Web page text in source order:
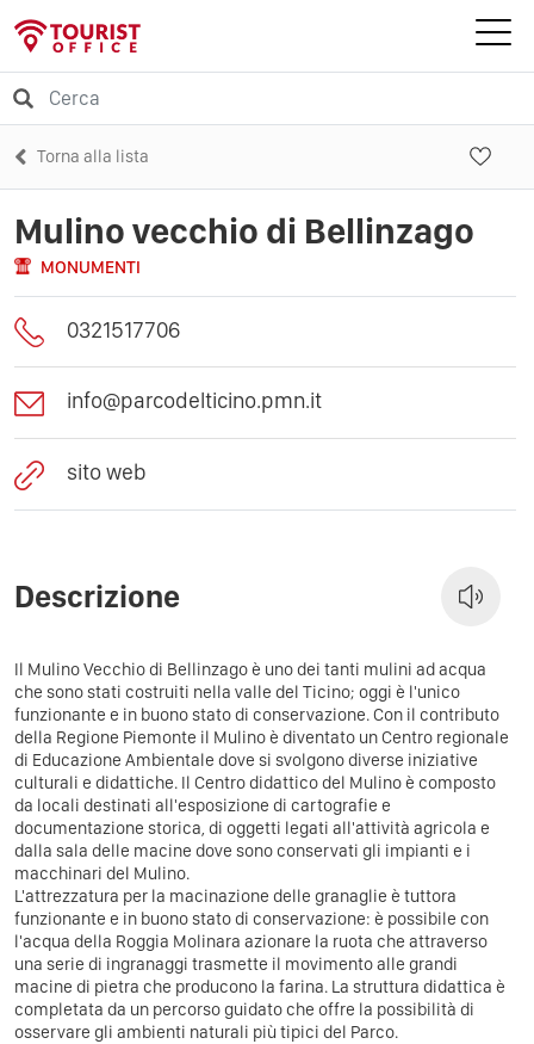
Torna alla lista
Mulino vecchio di Bellinzago
MONUMENTI
0321517706
info@parcodelticino.pmn.it
sito web
Descrizione
Il Mulino Vecchio di Bellinzago è uno dei tanti mulini ad acqua
che sono stati costruiti nella valle del Ticino; oggi è l'unico
funzionante e in buono stato di conservazione. Con il contributo
della Regione Piemonte il Mulino è diventato un Centro regionale
di Educazione Ambientale dove si svolgono diverse iniziative
culturali e didattiche. Il Centro didattico del Mulino è composto
da locali destinati all'esposizione di cartografie e
documentazione storica, di oggetti legati all'attività agricola e
dalla sala delle macine dove sono conservati gli impianti e i
macchinari del Mulino.
L'attrezzatura per la macinazione delle granaglie è tuttora
funzionante e in buono stato di conservazione: è possibile con
l'acqua della Roggia Molinara azionare la ruota che attraverso
una serie di ingranaggi trasmette il movimento alle grandi
macine di pietra che producono la farina. La struttura didattica è
completata da un percorso guidato che offre la possibilità di
osservare gli ambienti naturali più tipici del Parco.